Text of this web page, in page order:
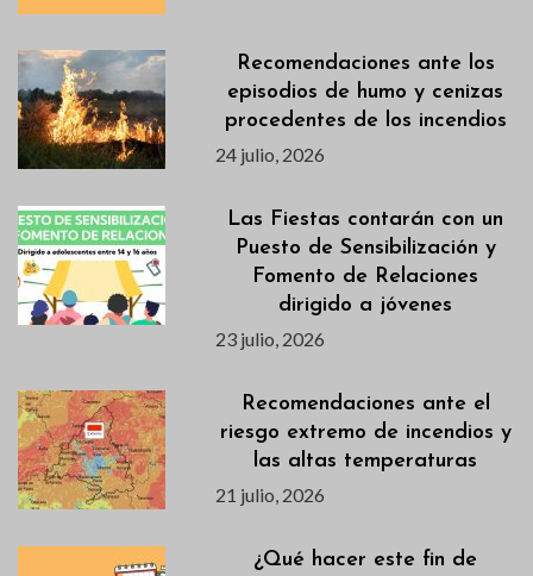
Recomendaciones ante los
episodios de humo y cenizas
procedentes de los incendios
24 julio, 2026
Las Fiestas contarán con un
Puesto de Sensibilización y
Fomento de Relaciones
dirigido a jóvenes
23 julio, 2026
Recomendaciones ante el
riesgo extremo de incendios y
las altas temperaturas
21 julio, 2026
¿Qué hacer este fin de